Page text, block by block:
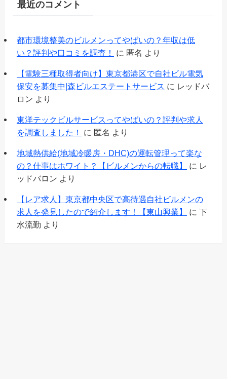
最近のコメント
都市環境整美のビルメンってやばいの？年収は低
い？評判や口コミを調査！
に 匿名 より
【電験三種取得者向け】東京都港区で自社ビル電気
保安を募集中|森ビルエステートサービス に レッドバ
ロン より
東洋テックビルサービスってやばいの？評判や求人
を調査しました！
に 匿名 より
地域熱供給(地域冷暖房・DHC)の運転管理って楽な
の？仕事はホワイト？【ビルメンからの転職】
に レ
ッドバロン より
【レア求人】東京都中央区で高待遇自社ビルメンの
求人を発見したので紹介します！【東山興業】
に 下
水流勤 より